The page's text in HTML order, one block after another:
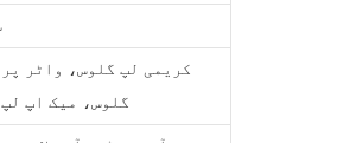
کریمی لپ گلوس، واٹر
گلوس، میک اپ